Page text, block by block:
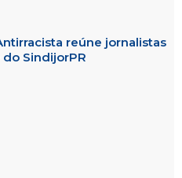
reúne jornalistas
SindijorPR